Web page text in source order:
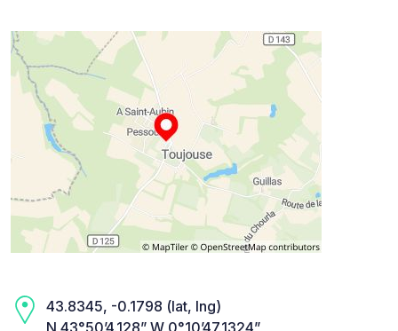
43.8345, -0.1798 (lat, lng)
N 43°50’4.128” W 0°10’47.1324”